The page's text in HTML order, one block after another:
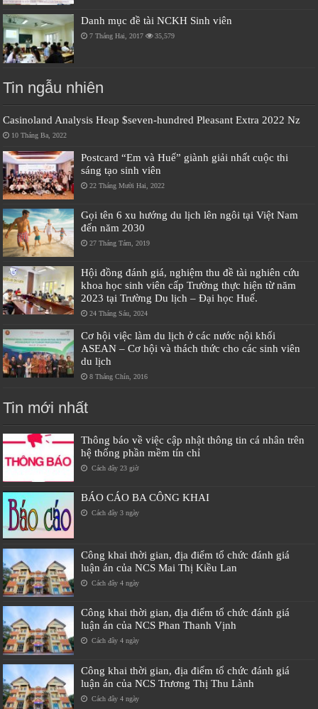
Danh mục đề tài NCKH Sinh viên
7 Tháng Hai, 2017 35,579
Tin ngẫu nhiên
Casinoland Analysis Heap $seven-hundred Pleasant Extra 2022 Nz
10 Tháng Ba, 2022
Postcard “Em và Huế” giành giải nhất cuộc thi
sáng tạo sinh viên
22 Tháng Mười Hai, 2022
Gọi tên 6 xu hướng du lịch lên ngôi tại Việt Nam
đến năm 2030
27 Tháng Tám, 2019
Hội đồng đánh giá, nghiệm thu đề tài nghiên cứu
khoa học sinh viên cấp Trường thực hiện từ năm
2023 tại Trường Du lịch – Đại học Huế.
24 Tháng Sáu, 2024
Cơ hội việc làm du lịch ở các nước nội khối
ASEAN – Cơ hội và thách thức cho các sinh viên
du lịch
8 Tháng Chín, 2016
Tin mới nhất
Thông báo về việc cập nhật thông tin cá nhân trên
hệ thống phần mềm tín chỉ
Cách đây 23 giờ
BÁO CÁO BA CÔNG KHAI
Cách đây 3 ngày
Công khai thời gian, địa điểm tổ chức đánh giá
luận án của NCS Mai Thị Kiều Lan
Cách đây 4 ngày
Công khai thời gian, địa điểm tổ chức đánh giá
luận án của NCS Phan Thanh Vịnh
Cách đây 4 ngày
Công khai thời gian, địa điểm tổ chức đánh giá
luận án của NCS Trương Thị Thu Lành
Cách đây 4 ngày